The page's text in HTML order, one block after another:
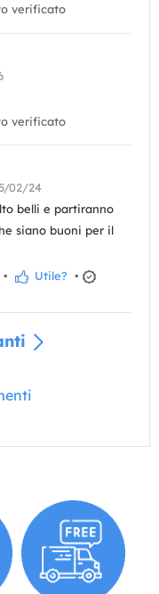
verificato
verificato
02/24
belli e partiranno
siano buoni per il
• Utile? •